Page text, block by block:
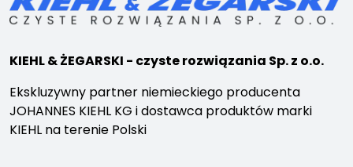
KIEHL & ŻEGARSKI - czyste rozwiązania Sp. z o.o.
Ekskluzywny partner niemieckiego producenta
JOHANNES KIEHL KG i dostawca produktów marki
KIEHL na terenie Polski